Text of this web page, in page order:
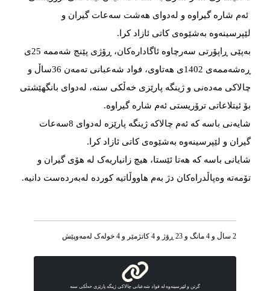
ئەم شارە گیراوە و لەدوای هەشت سەعات گیران و
لێپرسینەوە بەشێوەی کاتی ئازاد کرا.
بەپێی ڕاپۆرتی سەرچاوە ئاگادارەکان، ڕۆژی پێنج شەممە 25ی
ڕەشەممەی 1402ی هەتاوی، فواد شەعبانی تەمەن 36ساڵ و
چالاکی مەدەنی و ژینگە پارێزی خەڵکی سنە، لەدوای بانگهێشتی
بۆ ئیتلاعاتی ترۆریستی ئەم شارە گیراوە.
شایەنی باسە کە ئەم چالاکە ژینگە پارێزە لەدوای 8سەعات
گیران و لێپرسینەوە بەشێوەی کاتی ئازاد کرا.
شایانی باسە کە هەتا ئێستا، هیچ زانیاریەک لە هۆی گیران و
تۆمەتە وەپاڵدراەکان دژ بەم هاووڵاتیە کوردە لەبەردەست دانیە.
2 ساڵ و 4 مانگ و 23 ڕۆژ و 4 کاتژمێر و 4 خوله‌ک له‌مه‌وپێش‌
گرتن و لێپرسینەوه لە فواد شەعبانی چالاکی ژینگە پارێزی خەڵکی سنە